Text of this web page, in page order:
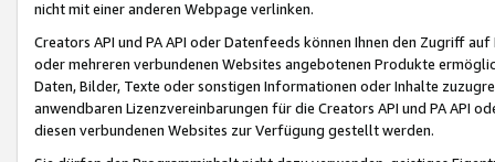
nicht mit einer anderen Webpage verlinken.
Creators API und PA API oder Datenfeeds können Ihnen den Zugriff
oder mehreren verbundenen Websites angebotenen Produkte
Daten, Bilder, Texte oder sonstigen Informationen oder Inhalte
anwendbaren Lizenzvereinbarungen für die Creators API und PA API
diesen verbundenen Websites zur Verfügung gestellt werden.